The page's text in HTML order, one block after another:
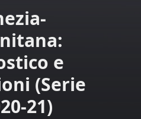
e
(Serie
21)